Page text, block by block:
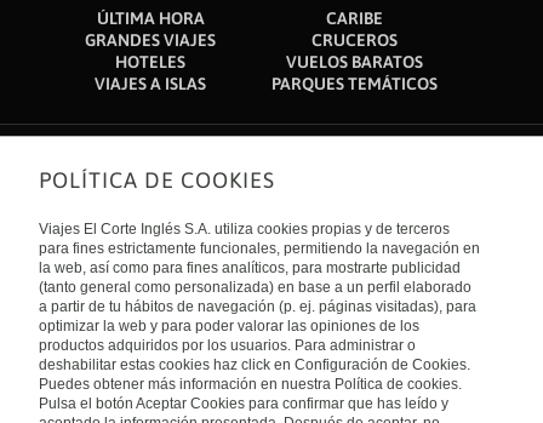
Pasé únicamente una noche ahí. El mobiliario y las
instalaciones son anticuadas y el wifi jamás conectó. La cama
está dura y las almohadas también. Sin embargo, mi
habitación estaba limpia y en recepción fueron muy amables.
Buena ubicación.
No es para exigentes. Bastante bien ubicado, aunque esta
sobre una plaza comercial, literalmente, el pequeño
restaurante de abajo muy agradable, solo fui por un cafecito y
un bisquet, estuvo riquísimo. Relación costo-beneficio muy
buena, pagamos aproximadamente $350 por noche por
persona (habitación cuádruple). Excelente opción para llegar
a dormir 1 o 2 días.
ÚLTIMA HORA
CARIBE
GRANDES VIAJES
CRUCEROS
HOTELES
VUELOS BARATOS
VIAJES A ISLAS
PARQUES TEMÁTICOS
Sobre nosotros
Quiénes somos
Financiación
Sostenibilidad
Turismo accesible
Tarjeta El Corte Inglés
Trabaja con nosotros
El Corte Inglés
Canal Ético
Enlaces de interés
Guías de viaje
Catálogos
Auto check-in
Condiciones Generales
Política de privacidad
Política de cookies
Accesibilidad
Internacional
España
POLÍTICA DE COOKIES
Viajes El Corte Inglés S.A. utiliza cookies propias y de terceros
para fines estrictamente funcionales, permitiendo la navegación en
la web, así como para fines analíticos, para mostrarte publicidad
(tanto general como personalizada) en base a un perfil elaborado
a partir de tu hábitos de navegación (p. ej. páginas visitadas), para
optimizar la web y para poder valorar las opiniones de los
productos adquiridos por los usuarios. Para administrar o
deshabilitar estas cookies haz click en Configuración de Cookies.
Puedes obtener más información en nuestra Política de cookies.
Pulsa el botón Aceptar Cookies para confirmar que has leído y